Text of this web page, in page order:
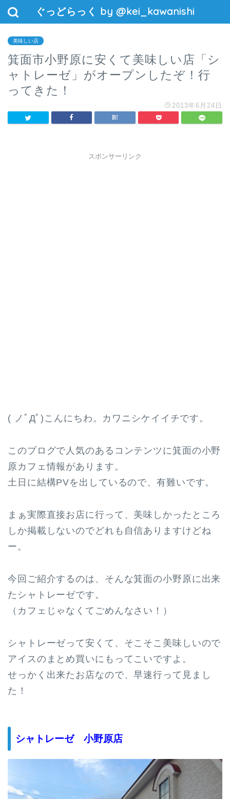
ぐっどらっく by @kei_kawanishi
美味しい店
箕面市小野原に安くて美味しい店「シ
ャトレーゼ」がオープンしたぞ！行
ってきた！
2013年6月24日
スポンサーリンク
( ノﾟДﾟ)こんにちわ。カワニシケイイチです。
このブログで人気のあるコンテンツに箕面の小野
原カフェ情報があります。
土日に結構PVを出しているので、有難いです。
まぁ実際直接お店に行って、美味しかったところ
しか掲載しないのでどれも自信ありますけどね
ー。
今回ご紹介するのは、そんな箕面の小野原に出来
たシャトレーゼです。
（カフェじゃなくてごめんなさい！）
シャトレーゼって安くて、そこそこ美味しいので
アイスのまとめ買いにもってこいですよ。
せっかく出来たお店なので、早速行って見まし
た！
シャトレーゼ 小野原店